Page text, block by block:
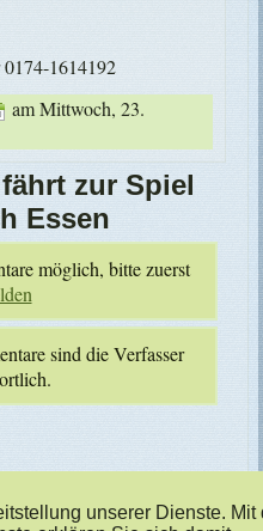
1614192
amMittwoch, 23.
zur Spiel
Essen
möglich, bitte zuerst
sind die Verfasser
unserer Dienste. Mit